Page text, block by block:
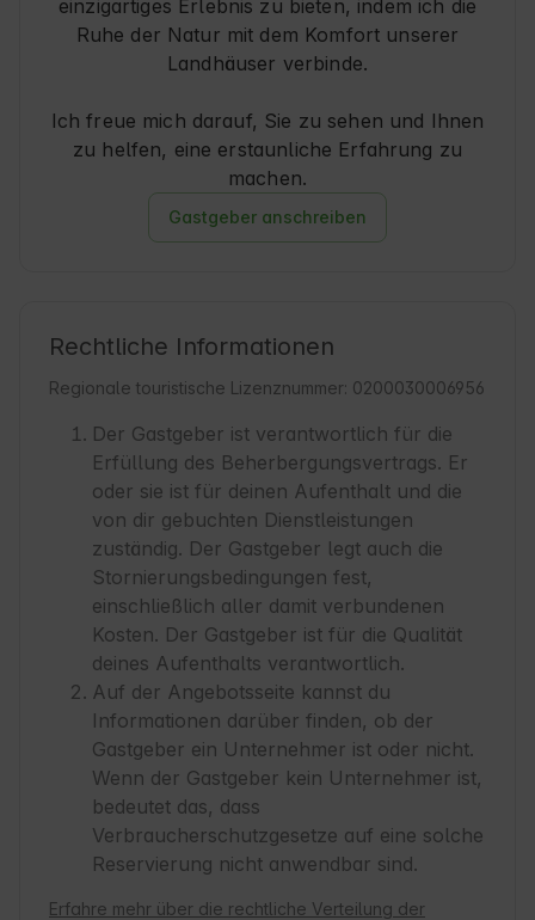
einzigartiges Erlebnis zu bieten, indem ich die
Ruhe der Natur mit dem Komfort unserer
Landhäuser verbinde.
Ich freue mich darauf, Sie zu sehen und Ihnen
zu helfen, eine erstaunliche Erfahrung zu
machen.
Gastgeber anschreiben
Rechtliche Informationen
Regionale touristische Lizenznummer: 0200030006956
Der Gastgeber ist verantwortlich für die
Erfüllung des Beherbergungsvertrags. Er
oder sie ist für deinen Aufenthalt und die
von dir gebuchten Dienstleistungen
zuständig. Der Gastgeber legt auch die
Stornierungsbedingungen fest,
einschließlich aller damit verbundenen
Kosten. Der Gastgeber ist für die Qualität
deines Aufenthalts verantwortlich.
Auf der Angebotsseite kannst du
Informationen darüber finden, ob der
Gastgeber ein Unternehmer ist oder nicht.
Wenn der Gastgeber kein Unternehmer ist,
bedeutet das, dass
Verbraucherschutzgesetze auf eine solche
Reservierung nicht anwendbar sind.
Erfahre mehr über die rechtliche Verteilung der